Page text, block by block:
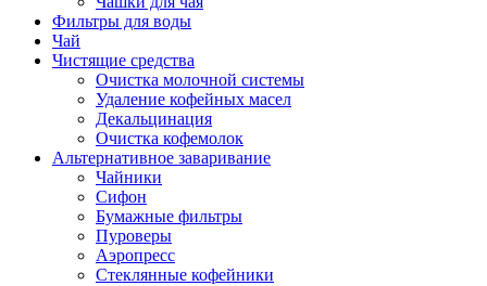
Фильтры для воды
Чай
Чистящие средства
Очистка молочной системы
Удаление кофейных масел
Декальцинация
Очистка кофемолок
Альтернативное заваривание
Чайники
Сифон
Бумажные фильтры
Пуроверы
Аэропресс
Стеклянные кофейники